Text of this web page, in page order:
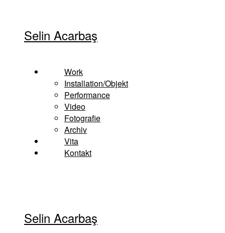
springenSelin Acarbaş
Work
Installation/Objekt
Performance
Video
Fotografie
Archiv
Vita
Kontakt
Selin Acarbaş